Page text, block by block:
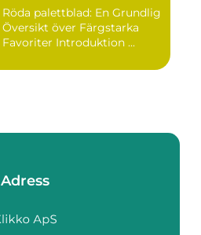
Röda palettblad: En Grundlig
Översikt över Färgstarka
Favoriter Introduktion ...
Adress